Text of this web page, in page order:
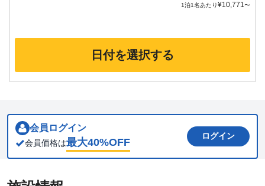
1泊1名あたり¥10,771〜
日付を選択する
会員ログイン
会員価格は最大40%OFF
ログイン